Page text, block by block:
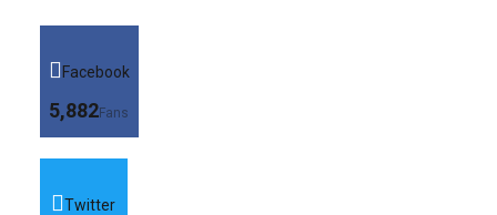
Facebook
5,882Fans
Twitter